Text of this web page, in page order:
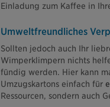
Einladung zum Kaffee in
Umweltfreundliches
Sollten jedoch auch Ihr
Wimperklimpern nichts
fündig werden. Hier kann
Umzugskartons einfach für
Ressourcen, sondern auch